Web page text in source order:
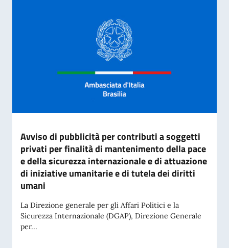
Avviso di pubblicità per contributi a soggetti
privati per finalità di mantenimento della pace
e della sicurezza internazionale e di attuazione
di iniziative umanitarie e di tutela dei diritti
umani
La Direzione generale per gli Affari Politici e la
Sicurezza Internazionale (DGAP), Direzione Generale
per...